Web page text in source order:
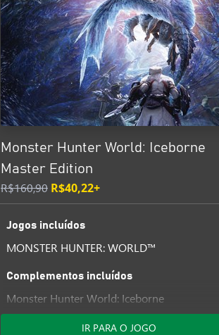
Monster Hunter World: Iceborne
Master Edition
R$160,90 R$40,22+
Jogos incluídos
MONSTER HUNTER: WORLD™
Complementos incluídos
Monster Hunter World: Iceborne
IR PARA O JOGO